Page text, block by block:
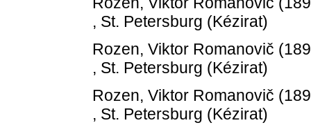
, St. Petersburg (Kézirat)
Rozen, Viktor Romanovič
, St. Petersburg (Kézirat)
Rozen, Viktor Romanovič
, St. Petersburg (Kézirat)